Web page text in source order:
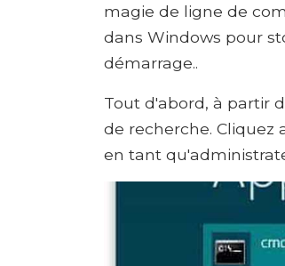
magie de ligne de
dans Windows pour
démarrage..
Tout d'abord, à partir
de recherche. Cliquez
en tant